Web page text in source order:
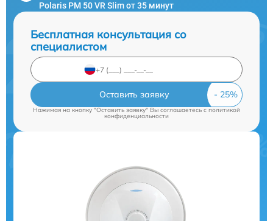
Polaris PM 50 VR Slim от 35 минут
Бесплатная консультация со
специалистом
Оставить заявку
Нажимая на кнопку "Оставить заявку" Вы соглашаетесь cполитикой
конфиденциальности